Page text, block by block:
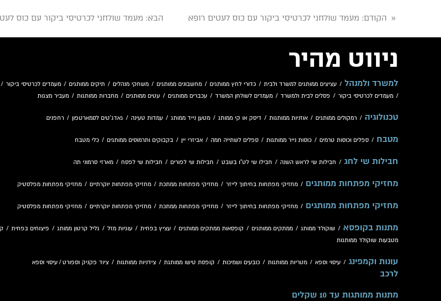
« הקודם: מעמד שולחני לכרטיסי ביקור עם כוס לעטים רופא הבא: מעמד שולחני לכרטיסי ביקור עם כוס
ניווט מהיר
למשרד ולמנהל / עציצים ממותגים למשרד ולבית / כדורי לחץ ממותגים / מחשבונים ממותגים / משחקי מנהלים / תיקים ממותגים / מעמדים לכרטיסי ביקור
/ מעמדים לכרטיסי ביקור / פסלים לבית ולמשרד / מעמדים לשולחן המשרד / עכברים ממותגים / עטים ממותגים / מחברות ממותגות / מעביר מצגות
טכנולוגיה / רמקולים ממותגים / אוזניות ממותגות / דיסק או קי ממותג / מטען נייד ממותג / עמדות טעינה / גאדג'טים לסמארטפון / רחפנים
מטבח / ספלים וכוסות טרמים / כוסות נייר ממותגות / ספלים לשתייה חמה / אביזרי יין / בקבוקים ותרמוסים ממותגים / כלי מטבח
חבילות שי לחג / חבילות שי לראש השנה / חבילו שי לט"ו בשבט / חבילות שי לפורים / חבילות שי לפסח / מארזי סרמוני תה
מחזיקי מפתחות ממותגים / מחזיקי מפתחות בחיתוך לייזר / מחזיקי מפתחות ממתכת / מחזיקי מפתחות יוקרתיים / מחזיקי מפתחות מפלסטיק
מחזיקי מפתחות ממותגים / מחזיקי מפתחות בחיתוך לייזר / מחזיקי מפתחות ממתכת / מחזיקי מפתחות יוקרתיים / מחזיקי מפתחות מפלסטיק
מתנות בקופסא / שוקולד ממותג / ממתקים ממותגים / קופסאות ממתקים ממותגים / עציץ בפחית / עוגיות מזל / גליל קרטון ממותג / פיצוחים בפחית /
מטבעות שוקולד ממותגות
עונות וקמפינג / עיסוי וספא / מטריות ממותגות / כובעים ושמיכות / קופסת טישו ממותגת / צידניות ממותגות / ציוד פקניק וספורט / עיסוי וספא
לרכב
מתנות ממותגות עד 10 שקלים